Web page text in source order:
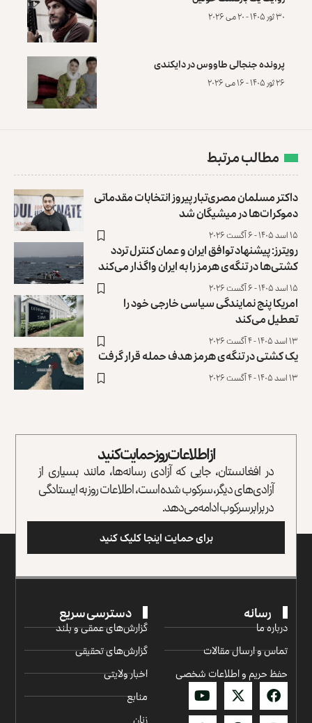
۳۰ ثور ۱۴۰۵ - ۲۰ می ۲۰۲۶
پرونده‌ جنجالی طاووس در دایکندی
۲۶ ثور ۱۴۰۵ - ۱۶ می ۲۰۲۶
مطالب مرتبط
داکتر مسلمان مصری‌تبار پیروز انتخابات مقدماتی
‏دموکرات‌ها در میشیگان شد
۱۵ اسد ۱۴۰۵ - ۶ آگست ۲۰۲۶
رویترز: پیشنهاد توافق ایران و عمان کنترل تردد
کشتی‌ها ‏در تنگه‌ی هرمز را به ایران واگذار می‌کند
۱۵ اسد ۱۴۰۵ - ۶ آگست ۲۰۲۶
امریکا پنج نمایندگی سیاسی خارجی خود را
تعطیل می‌کند
۱۳ اسد ۱۴۰۵ - ۴ آگست ۲۰۲۶
یک کشتی در تنگه‌ی هرمز هدف حمله قرار گرفت
۱۳ اسد ۱۴۰۵ - ۴ آگست ۲۰۲۶
از اطلاعات روز حمایت کنید
در افغانستان، جایی که آزادی رسانه‌ها، مانند بسیاری از
آزادی‌های دیگر، سرکوب شده است، اطلاعات روز به ایستادگی
در برابر سرکوب ادامه می‌دهد.
برای حمایت اینجا کلیک کنید
رسانه
درباره ما
تماس و ارسال مقالات
حفظ حریم و اطلاعات شخصی
دسترسی سریع
گزارش‌‌های عمقی و بلند
گزارش‌های تحقیقی
اخبار ولایتی
منابع